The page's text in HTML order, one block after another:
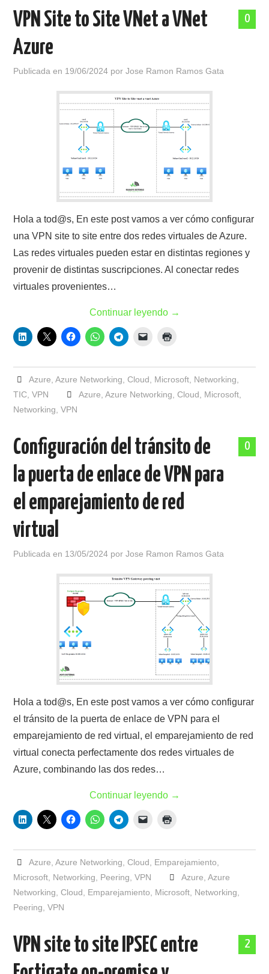
0
VPN Site to Site VNet a VNet
Azure
Publicada en 19/06/2024 porJose Ramon Ramos Gata
Hola a tod@s, En este post vamos a ver cómo configurar
una VPN site to site entre dos redes virtuales de Azure.
Las redes virtuales pueden estar en distintas regiones y
provenir de distintas suscripciones. Al conectar redes
virtuales provenientes…
Continuar leyendo →
Azure Azure Networking Cloud Microsoft, Networking
TIC ,VPN Azure Azure Networking Cloud Microsoft,
Networking ,VPN
0
Configuración del tránsito de
la puerta de enlace de VPN para
el emparejamiento de red
virtual
Publicada en 13/05/2024 porJose Ramon Ramos Gata
Hola a tod@s, En este post vamos a ver cómo configurar
el tránsito de la puerta de enlace de VPN para el
emparejamiento de red virtual, el emparejamiento de red
virtual conecta perfectamente dos redes virtuales de
Azure, combinando las dos redes…
Continuar leyendo →
Azure Azure Networking Cloud Emparejamiento
Microsoft Networking Peering ,VPN Azure Azure
Networking ,Cloud Emparejamiento Microsoft Networking
Peering ,VPN
2
VPN site to site IPSEC entre